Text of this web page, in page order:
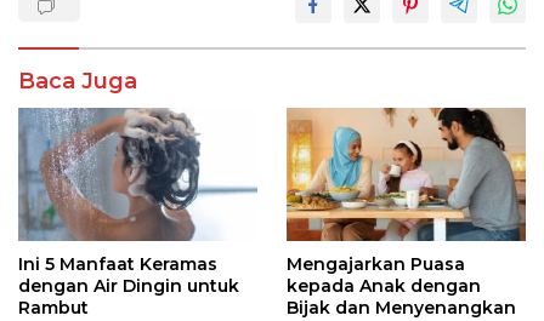
Baca Juga
Ini 5 Manfaat Keramas
dengan Air Dingin untuk
Rambut
Mengajarkan Puasa
kepada Anak dengan
Bijak dan Menyenangkan